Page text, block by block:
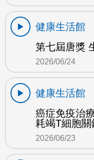
健康生活館
第七屆唐獎
2026/06/24
健康生活館
癌症免疫治
耗竭T細胞
2026/06/23